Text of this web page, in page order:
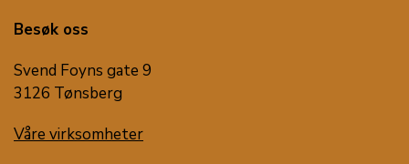
Besøk oss
Svend Foyns gate 9
3126 Tønsberg
Våre virksomheter